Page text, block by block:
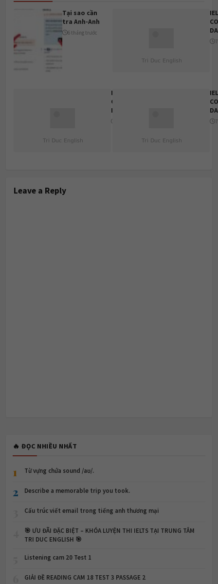
Tại sao cần
tra Anh-Anh
6 tháng trước
IELTS
COLLECTION
DAY 5
Leave a Reply
🔥 ĐỌC NHIỀU NHẤT
1 Từ vựng chứa sound /aʊ/.
2 Describe a memorable trip you took.
Cấu trúc viết email trong tiếng anh thương mại
🎯 ƯU ĐÃI ĐẶC BIỆT – KHÓA LUYỆN THI IELTS TẠI TRUNG TÂM
TRI DUC ENGLISH 🎯
Listening cam 20 Test 1
GIẢI ĐỀ READING CAM 18 TEST 3 PASSAGE 2